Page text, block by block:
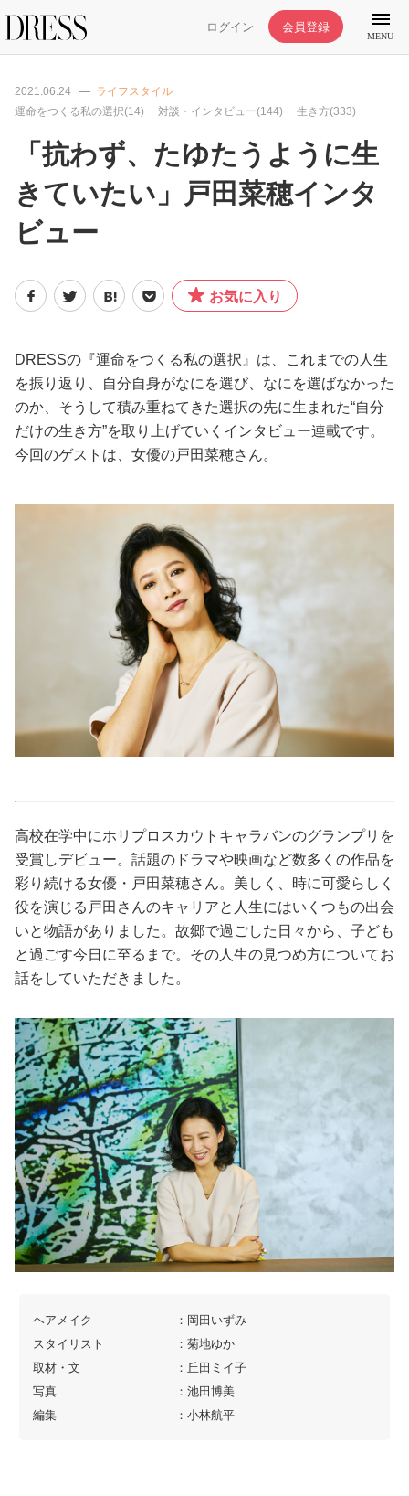
ログイン 会員登録
MENU
特集記事
DRESS部活
ライフスタイル
恋愛/結婚/離婚
妊娠/出産/家族
ココロ/カラダ
グルメ
トラベル
性と愛
ゲーム
2021.06.24
ライフスタイル
運命をつくる私の選択(14)
対談・インタビュー(144) 生き方(333)
「抗わず、たゆたうように生
きていたい」戸田菜穂インタ
ビュー
お気に入り
DRESSの『運命をつくる私の選択』は、これまでの人生
を振り返り、自分自身がなにを選び、なにを選ばなかった
のか、そうして積み重ねてきた選択の先に生まれた“自分
だけの生き方”を取り上げていくインタビュー連載です。
今回のゲストは、女優の戸田菜穂さん。
高校在学中にホリプロスカウトキャラバンのグランプリを
受賞しデビュー。話題のドラマや映画など数多くの作品を
彩り続ける女優・戸田菜穂さん。美しく、時に可愛らしく
役を演じる戸田さんのキャリアと人生にはいくつもの出会
いと物語がありました。故郷で過ごした日々から、子ども
と過ごす今日に至るまで。その人生の見つめ方についてお
話をしていただきました。
ヘアメイク ：岡田いずみ
スタイリスト ：菊地ゆか
取材・文 ：丘田ミイ子
写真 ：池田博美
編集 ：小林航平